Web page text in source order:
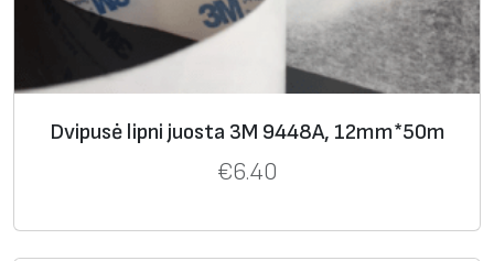
Dvipusė lipni juosta 3M 9448A, 12mm*50m
€6.40